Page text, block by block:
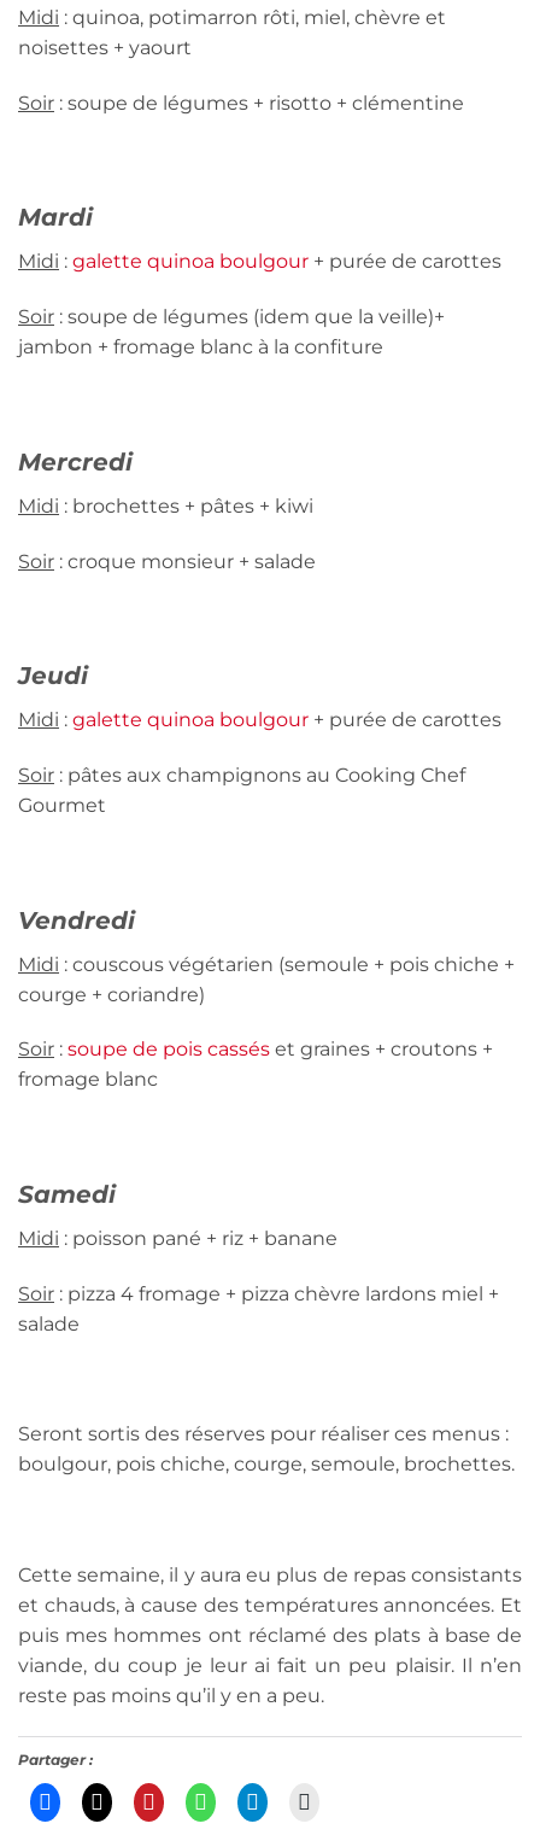
Midi : quinoa, potimarron rôti, miel, chèvre et
noisettes + yaourt
Soir : soupe de légumes + risotto + clémentine
Mardi
Midi : galette quinoa boulgour + purée de carottes
Soir : soupe de légumes (idem que la veille)+
jambon + fromage blanc à la confiture
Mercredi
Midi : brochettes + pâtes + kiwi
Soir : croque monsieur + salade
Jeudi
Midi : galette quinoa boulgour + purée de carottes
Soir : pâtes aux champignons au Cooking Chef
Gourmet
Vendredi
Midi : couscous végétarien (semoule + pois chiche +
courge + coriandre)
Soir : soupe de pois cassés et graines + croutons +
fromage blanc
Samedi
Midi : poisson pané + riz + banane
Soir : pizza 4 fromage + pizza chèvre lardons miel +
salade
Seront sortis des réserves pour réaliser ces menus :
boulgour, pois chiche, courge, semoule, brochettes.
Cette semaine, il y aura eu plus de repas consistants
et chauds, à cause des températures annoncées. Et
puis mes hommes ont réclamé des plats à base de
viande, du coup je leur ai fait un peu plaisir. Il n’en
reste pas moins qu’il y en a peu.
Partager :